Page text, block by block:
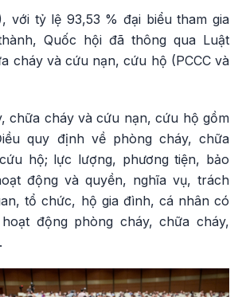
với tỷ lệ 93,53 % đại biểu tham gia
Quốc hội đã thông qua Luật
cháy và cứu nạn, cứu hộ (PCCC và
chữa cháy và cứu nạn, cứu hộ gồm
quy định về phòng cháy, chữa
hộ; lực lượng, phương tiện, bảo
động và quyền, nghĩa vụ, trách
tổ chức, hộ gia đình, cá nhân có
động phòng cháy, chữa cháy,